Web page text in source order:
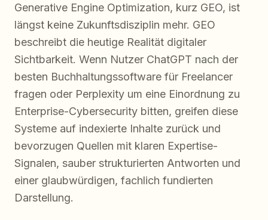
Generative Engine Optimization, kurz GEO, ist
längst keine Zukunftsdisziplin mehr. GEO
beschreibt die heutige Realität digitaler
Sichtbarkeit. Wenn Nutzer ChatGPT nach der
besten Buchhaltungssoftware für Freelancer
fragen oder Perplexity um eine Einordnung zu
Enterprise-Cybersecurity bitten, greifen diese
Systeme auf indexierte Inhalte zurück und
bevorzugen Quellen mit klaren Expertise-
Signalen, sauber strukturierten Antworten und
einer glaubwürdigen, fachlich fundierten
Darstellung.